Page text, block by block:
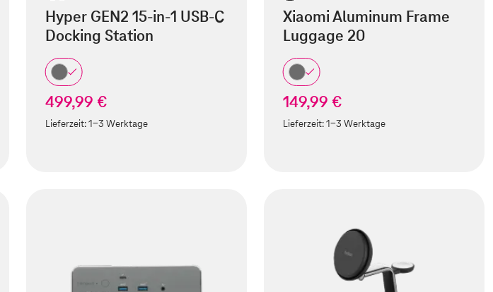
Hyper GEN2 15-in-1 USB-C
Docking Station
499,99 €
Lieferzeit:1-3 Werktage
Xiaomi Aluminum Frame
Luggage 20
149,99 €
Lieferzeit:1-3 Werktage